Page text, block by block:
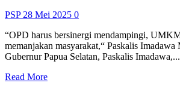
PSP 28 Mei 2025 0
“OPD harus bersinergi mendampingi,
memanjakan masyarakat,“ Paskalis Imadawa
Gubernur Papua Selatan, Paskalis Imadawa,...
Read MoreRead